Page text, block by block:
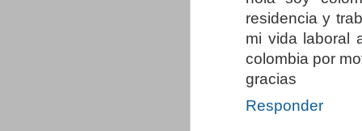
residencia y
mi vida laboral
colombia por
gracias
Responder